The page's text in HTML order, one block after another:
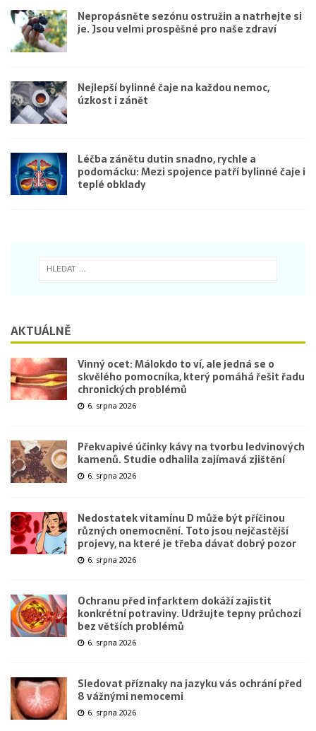
Nepropásněte sezónu ostružin a natrhejte si
je. Jsou velmi prospěšné pro naše zdraví
Nejlepší bylinné čaje na každou nemoc,
úzkost i zánět
Léčba zánětu dutin snadno, rychle a
podomácku: Mezi spojence patří bylinné čaje i
teplé obklady
AKTUÁLNĚ
Vinný ocet: Málokdo to ví, ale jedná se o
skvělého pomocníka, který pomáhá řešit řadu
chronických problémů
6. srpna 2026
Překvapivé účinky kávy na tvorbu ledvinových
kamenů. Studie odhalila zajímavá zjištění
6. srpna 2026
Nedostatek vitamínu D může být příčinou
různých onemocnění. Toto jsou nejčastější
projevy, na které je třeba dávat dobrý pozor
6. srpna 2026
Ochranu před infarktem dokáží zajistit
konkrétní potraviny. Udržujte tepny průchozí
bez větších problémů
6. srpna 2026
Sledovat příznaky na jazyku vás ochrání před
8 vážnými nemocemi
6. srpna 2026